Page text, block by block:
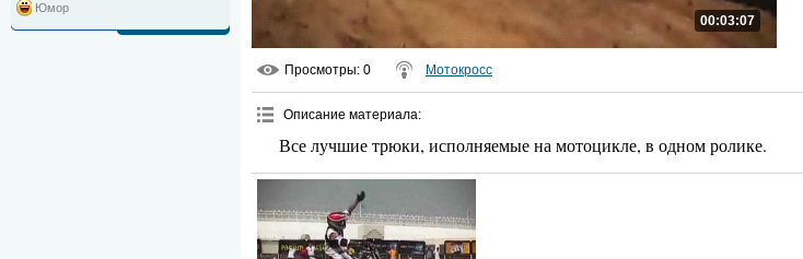
Юмор
00:03:07
Просмотры: 0 Мотокросс
Описание материала:
Все лучшие трюки, исполняемые на мотоцикле, в одном ролике.